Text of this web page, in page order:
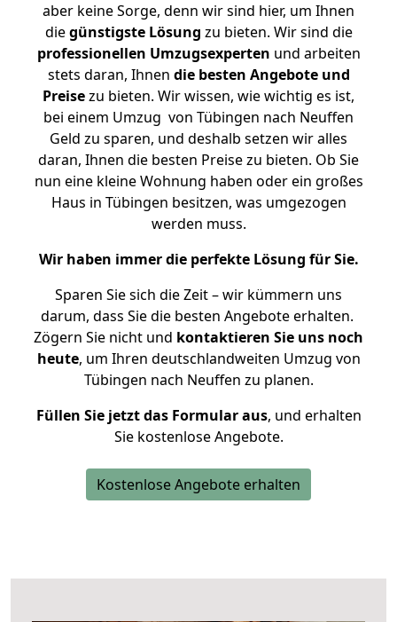
aber keine Sorge, denn wir sind hier, um Ihnen
diegünstigste Lösung zu bieten. Wir sind die
professionellen Umzugsexperten und arbeiten
stets daran, Ihnen die besten Angebote und
Preisezu bieten. Wir wissen, wie wichtig es ist,
bei einem Umzug von Tübingen nach Neuffen
Geld zu sparen, und deshalb setzen wir alles
daran, Ihnen die besten Preise zu bieten. Ob Sie
nun eine kleine Wohnung haben oder ein großes
Haus in Tübingen besitzen, was umgezogen
werden muss.
Wir haben immer die perfekte Lösung für Sie.
Sparen Sie sich die Zeit – wir kümmern uns
darum, dass Sie die besten Angebote erhalten.
Zögern Sie nicht und kontaktieren Sie uns noch
heute, um Ihren deutschlandweiten Umzug von
Tübingen nach Neuffen zu planen.
Füllen Sie jetzt das Formular aus, und erhalten
Sie kostenlose Angebote.
Kostenlose Angebote erhalten